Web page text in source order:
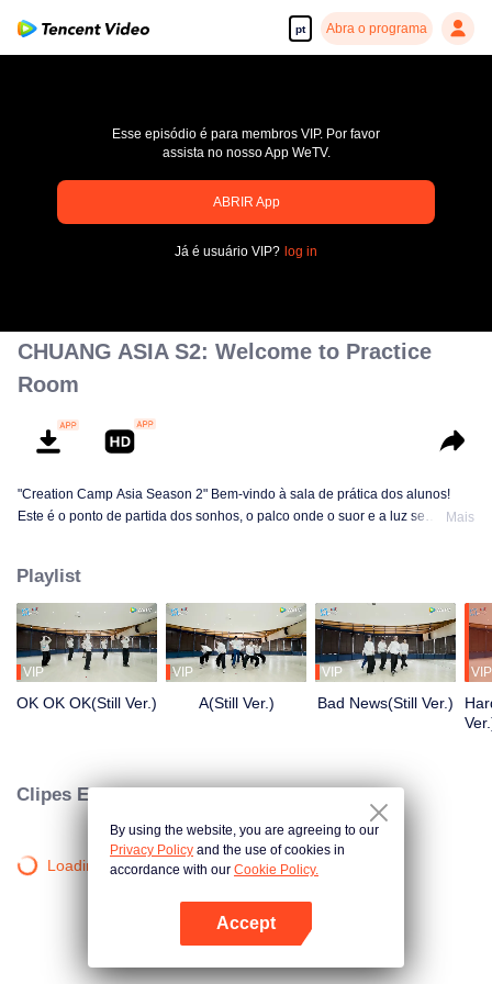
pt Abra o programa
Abra o programa
pay limit
Código de erro: 70013083.-1-2bb906af67a2b8c9b6f425ff451c2d9f
Esse episódio é para membros VIP. Por favor
assista no nosso App WeTV.
ABRIR App
Já é usuário VIP? log in
CHUANG ASIA S2: Welcome to Practice
Room
"Creation Camp Asia Season 2" Bem-vindo à sala de prática dos alunos!
Este é o ponto de partida dos sonhos, o palco onde o suor e a luz se
do desconhecimento à proficiência, cada passo é uma transformação. Quer
conhecer suas histórias de sala de prática?
Mais
Playlist
VIP
OK OK OK(Still Ver.)
VIP
A(Still Ver.)
VIP
Bad News(Still Ver.)
VIP
Clipes Exclusivos
Loading…
By using the website, you are agreeing to our
Privacy Policy and the use of cookies in
accordance with our Cookie Policy.
Accept